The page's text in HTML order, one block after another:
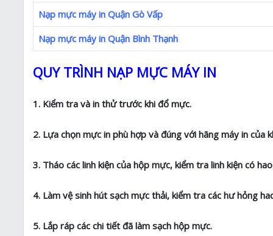
Nạp mực máy in Quận Gò Vấp
Nạp mực máy in Quận Bình Thạnh
QUY TRÌNH NẠP MỰC MÁY IN
1. Kiểm tra và in thử trước khi đổ mực.
2. Lựa chọn mực in phù hợp và đúng với hãng máy in của
3. Tháo các linh kiện của hộp mực, kiểm tra linh kiện có
4. Làm vệ sinh hút sạch mực thải, kiểm tra các hư hỏng
5. Lắp ráp các chi tiết đã làm sạch hộp mực.